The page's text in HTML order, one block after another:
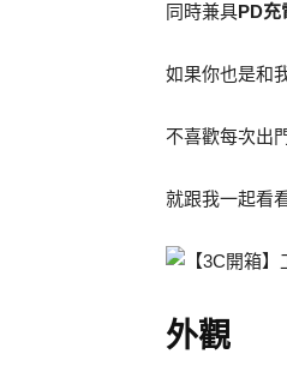
同時兼具PD充
如果你也是和
不喜歡每次出
就跟我一起看
外觀